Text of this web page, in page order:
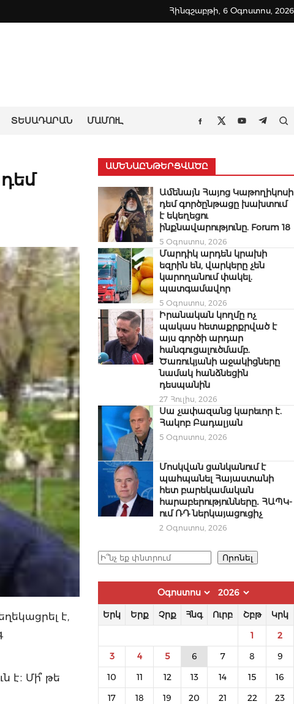
Հինգշաբթի, 6 Օգոստոս, 2026
ՏԵՍԱԴԱՐԱՆ ՄԱՄՈՒԼ
Facebook
TwitterYoutube
է,
է։ Մի՞ թե
ԱՄԵՆԱԸՆԹԵՐՑՎԱԾԸ
Ամենայն Հայոց Կաթողիկոսի
դեմ գործընթացը խախտում
է եկեղեցու
ինքնավարությունը. Forum 18
5 Օգոստոս, 2026
Մարդիկ արդեն կրախի
եզրին են, վարկերը չեն
կարողանում փակել.
պատգամավոր
5 Օգոստոս, 2026
Իրանական կողմը ոչ
պակաս հետաքրքրված է
այս գործի արդար
հանգուցալուծմամբ.
Ծառուկյանի աջակիցները
նամակ հանձնեցին
դեսպանին
27 Հուլիս, 2026
Սա չափազանց կարեւոր է.
Հակոբ Բադալյան
5 Օգոստոս, 2026
Մոսկվան ցանկանում է
պահպանել Հայաստանի
հետ բարեկամական
հարաբերությունները․ ՀԱՊԿ-
ում ՌԴ ներկայացուցիչ
2 Օգոստոս, 2026
Որոնել Որոնել
Երկ Երք Չրք Հնգ Ուրբ Շբթ Կրկ
1 2
3 4 5 6 7 8 9
10 11 12 13 14 15 16
17 18 19 20 21 22 23